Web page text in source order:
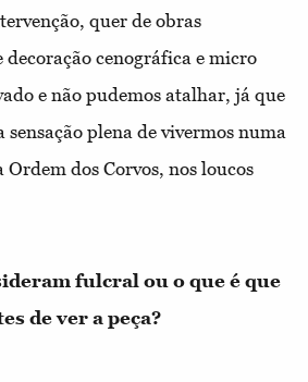
quer de obras
cenográfica e micro
e não pudemos atalhar, já que
plena de vivermos numa
Ordem dos Corvos, nos loucos
fulcral ou o que é que
de ver a peça?